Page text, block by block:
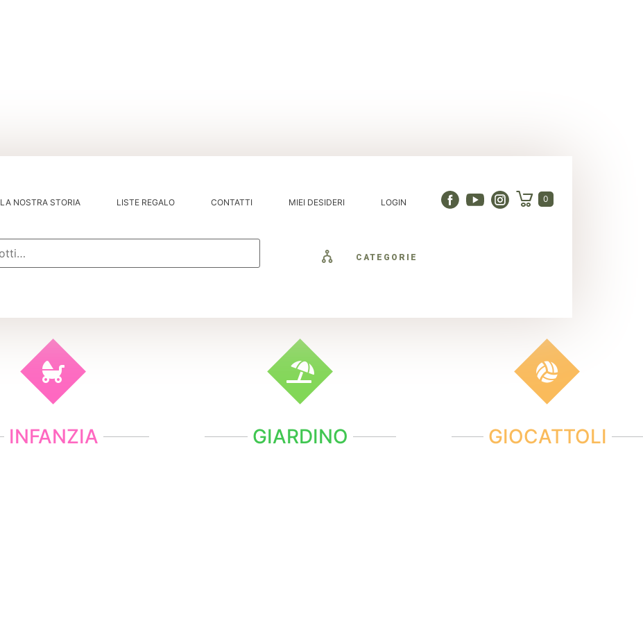
LA NOSTRA STORIA LISTE REGALO CONTATTI MIEI DESIDERI LOGIN
CATEGORIE
0
INFANZIA GIARDINO GIOCATTOLI